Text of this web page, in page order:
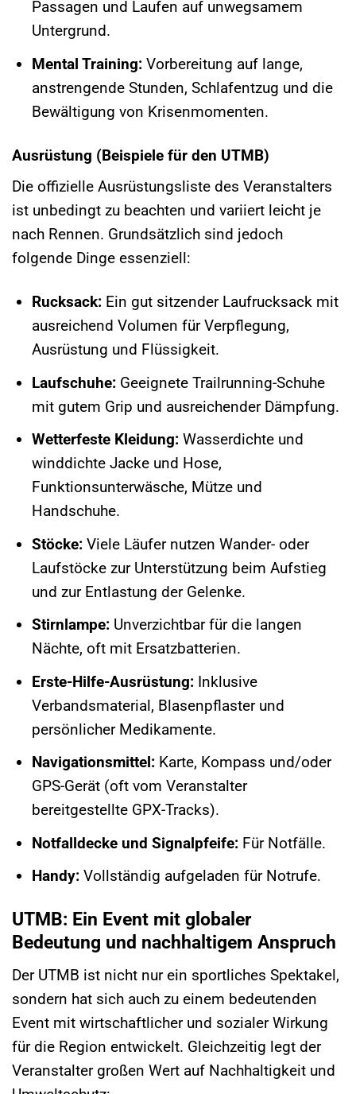
Passagen und Laufen auf unwegsamem
Untergrund.
Mental Training:Vorbereitung auf lange,
anstrengende Stunden, Schlafentzug und die
Bewältigung von Krisenmomenten.
Ausrüstung (Beispiele für den UTMB)
Die offizielle Ausrüstungsliste des Veranstalters
ist unbedingt zu beachten und variiert leicht je
nach Rennen. Grundsätzlich sind jedoch
folgende Dinge essenziell:
Rucksack:Ein gut sitzender Laufrucksack mit
ausreichend Volumen für Verpflegung,
Ausrüstung und Flüssigkeit.
Laufschuhe:Geeignete Trailrunning-Schuhe
mit gutem Grip und ausreichender Dämpfung.
Wetterfeste Kleidung:Wasserdichte und
winddichte Jacke und Hose,
Funktionsunterwäsche, Mütze und
Handschuhe.
Stöcke:Viele Läufer nutzen Wander- oder
Laufstöcke zur Unterstützung beim Aufstieg
und zur Entlastung der Gelenke.
Stirnlampe:Unverzichtbar für die langen
Nächte, oft mit Ersatzbatterien.
Erste-Hilfe-Ausrüstung:Inklusive
Verbandsmaterial, Blasenpflaster und
persönlicher Medikamente.
Navigationsmittel:Karte, Kompass und/oder
GPS-Gerät (oft vom Veranstalter
bereitgestellte GPX-Tracks).
Notfalldecke und Signalpfeife:Für Notfälle.
Handy:Vollständig aufgeladen für Notrufe.
UTMB: Ein Event mit globaler
Bedeutung und nachhaltigem Anspruch
Der UTMB ist nicht nur ein sportliches Spektakel,
sondern hat sich auch zu einem bedeutenden
Event mit wirtschaftlicher und sozialer Wirkung
für die Region entwickelt. Gleichzeitig legt der
Veranstalter großen Wert auf Nachhaltigkeit und